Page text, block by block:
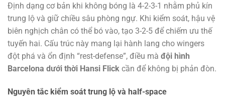
Định dạng cơ bản khi không bóng là 4-2-3-1 nhằm phủ kín
trung lộ và giữ chiều sâu phòng ngự. Khi kiểm soát, hậu vệ
biên nghịch chân có thể bó vào, tạo 3-2-5 để chiếm ưu thế
tuyến hai. Cấu trúc này mang lại hành lang cho wingers
đột phá và ổn định “rest-defense”, điều mà đội hình
Barcelona dưới thời Hansi Flick cần để không bị phản đòn.
Nguyên tắc kiểm soát trung lộ và half-space